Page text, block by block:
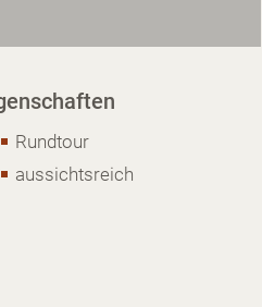
Rundtour
aussichtsreich